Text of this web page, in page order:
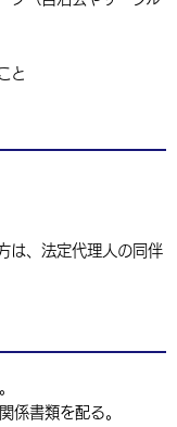
と
は、法定代理人の同伴
係書類を配る。